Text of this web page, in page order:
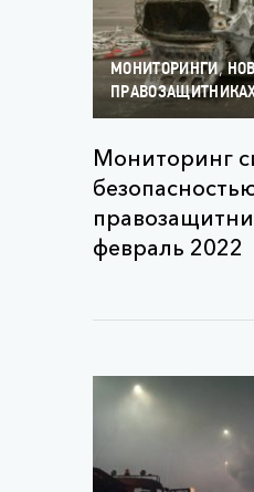
МОНИТОРИНГИ,
Мониторинг
февраль 2022